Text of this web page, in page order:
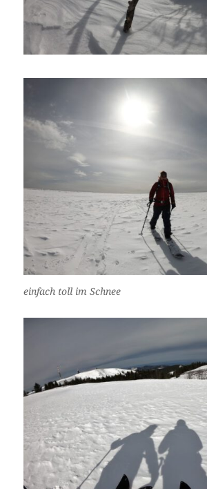
einfach toll im Schnee